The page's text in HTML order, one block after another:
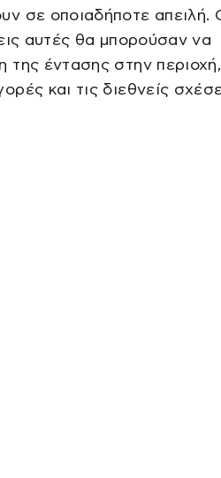
σε οποιαδήποτε απειλή.
αυτές θα μπορούσαν να
της έντασης στην περιοχή,
και τις διεθνείς